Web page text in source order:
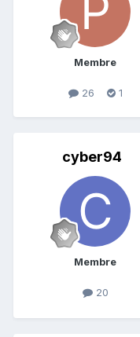
Membre
26 1
cyber94
Membre
20